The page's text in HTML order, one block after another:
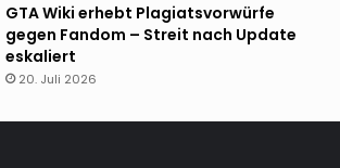
GTA Wiki erhebt Plagiatsvorwürfe
gegen Fandom – Streit nach Update
eskaliert
20. Juli 2026